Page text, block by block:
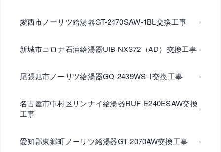
愛西市ノーリツ給湯器GT-2470SAW-1BL交換工事
新城市コロナ石油給湯器UIB-NX372（AD）交換工事
尾張旭市ノーリツ給湯器GQ-2439WS-1交換工事
名古屋市中村区リンナイ給湯器RUF-E240ESAW交換
工事
愛知郡東郷町ノーリツ給湯器GT-2070AW交換工事